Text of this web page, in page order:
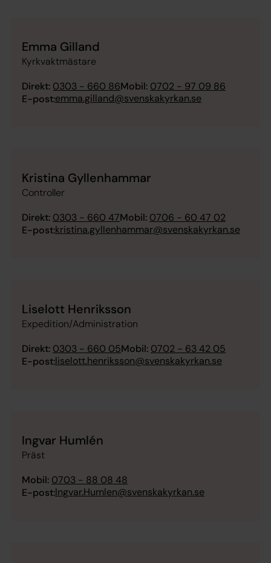
Emma Gilland
Kyrkvaktmästare
Direkt: 0303 - 660 86Mobil: 0702 - 97 09 86
E-post:emma.gilland@svenskakyrkan.se
Kristina Gyllenhammar
Controller
Direkt: 0303 - 660 47Mobil: 0706 - 60 47 02
E-post:kristina.gyllenhammar@svenskakyrkan.se
Liselott Henriksson
Expedition/Administration
Direkt: 0303 - 660 05Mobil: 0702 - 63 42 05
E-post:liselott.henriksson@svenskakyrkan.se
Ingvar Humlén
Präst
Mobil: 0703 - 88 08 48
E-post:Ingvar.Humlen@svenskakyrkan.se